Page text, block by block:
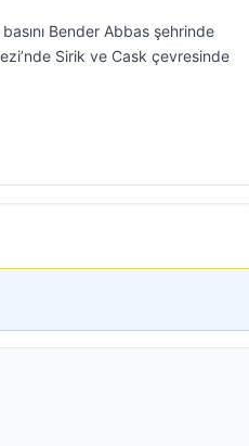
Bender Abbas şehrinde
Sirik ve Cask çevresinde